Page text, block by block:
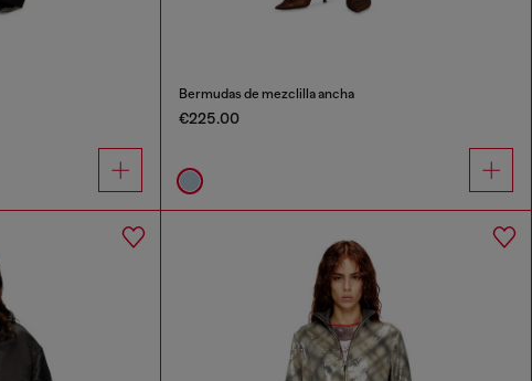
Bermudas de mezclilla ancha
€225.00